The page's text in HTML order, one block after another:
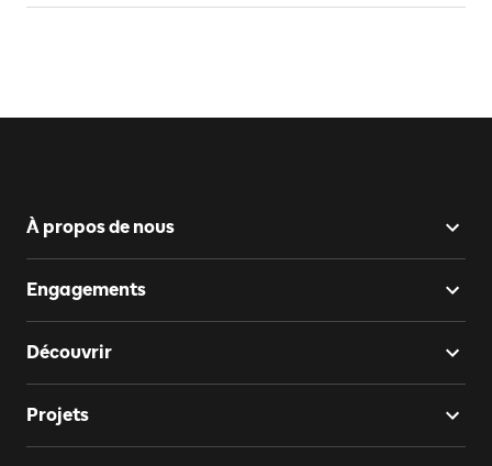
À propos de nous
Engagements
Découvrir
Projets